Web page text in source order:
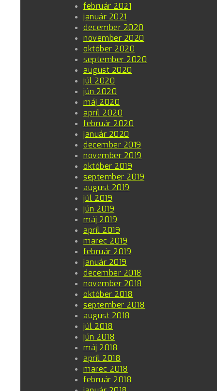
február 2021
január 2021
december 2020
november 2020
október 2020
september 2020
august 2020
júl 2020
jún 2020
máj 2020
apríl 2020
február 2020
január 2020
december 2019
november 2019
október 2019
september 2019
august 2019
júl 2019
jún 2019
máj 2019
apríl 2019
marec 2019
február 2019
január 2019
december 2018
november 2018
október 2018
september 2018
august 2018
júl 2018
jún 2018
máj 2018
apríl 2018
marec 2018
február 2018